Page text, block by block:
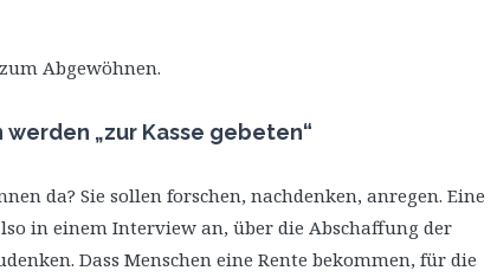
Abgewöhnen.
„zur Kasse gebeten“
da? Sie sollen forschen, nachdenken, anregen. Eine
in einem Interview an, über die Abschaffung der
Dass Menschen eine Rente bekommen, für die